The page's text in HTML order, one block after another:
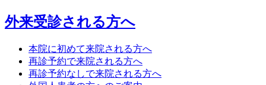
外来受診される方へ
本院に初めて来院される方へ
再診予約で来院される方へ
再診予約なしで来院される方へ